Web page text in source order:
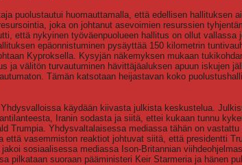
puolustautui huomauttamalla, että edellisen hallituksen
joka on johtanut asevoimien resurssien
että nykyinen työväenpuolueen hallitus on ollut
epäonnistuminen pysäyttää 150 kilometrin
Kyproksella. Kysyjän näkemyksen mukaan
ja välitön turvautuminen hävittäjäaluksen apuun iskujen
Tämän katsotaan heijastavan koko
käydään kiivasta julkista keskustelua.
Iranin sodasta ja siitä, ettei kukaan tunnu
Trumpia. Yhdysvaltalaisessa mediassa tähän on
että vasemmiston reaktiot johtuvat siitä, että presidentti
sosiaalisessa mediassa Ison-Britannian
pilkataan suoraan pääministeri Keir Starmeria ja hänen